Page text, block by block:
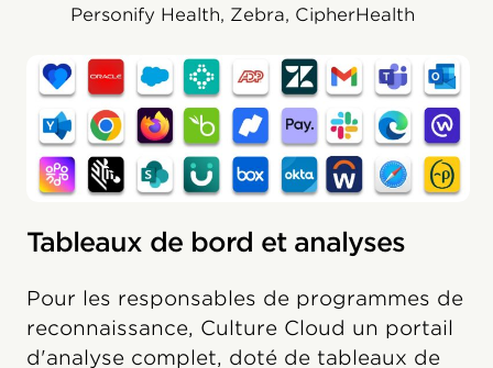
Personify Health, Zebra, CipherHealth
Tableaux de bord et analyses
Pour les responsables de programmes de
reconnaissance, Culture Cloud un portail
d'analyse complet, doté de tableaux de